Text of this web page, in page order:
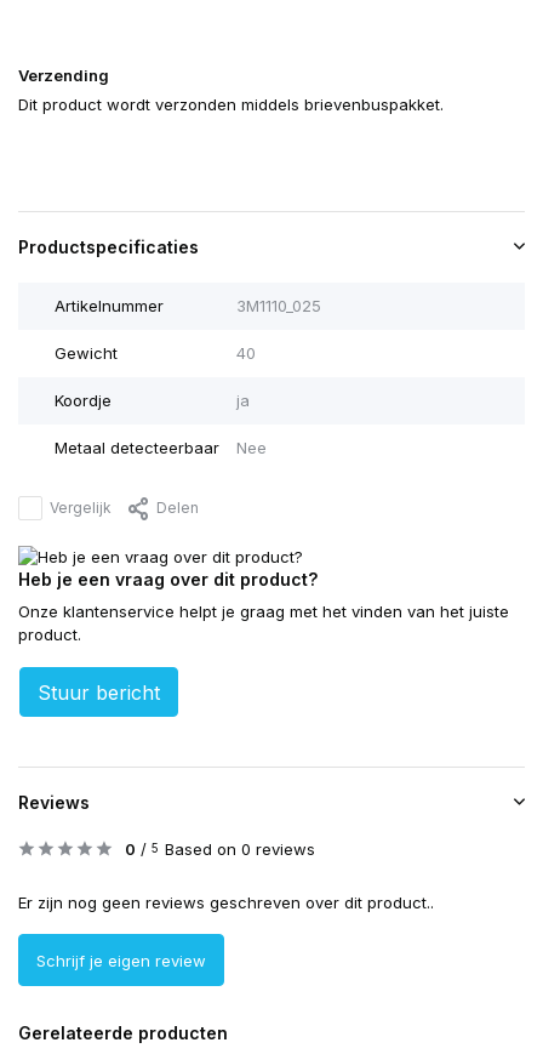
Verzending
Dit product wordt verzonden middels brievenbuspakket.
Productspecificaties
Artikelnummer 3M1110_025
Gewicht 40
Koordje ja
Metaal detecteerbaar Nee
Vergelijk Delen
Heb je een vraag over dit product?
Onze klantenservice helpt je graag met het vinden van het juiste
product.
Stuur bericht
Reviews
0 / 5 Based on 0 reviews
Er zijn nog geen reviews geschreven over dit product..
Schrijf je eigen review
Gerelateerde producten